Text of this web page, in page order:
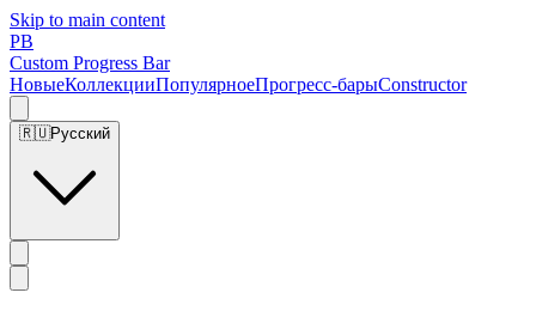
Skip to main content
PB
Custom Progress Bar
НовыеКоллекцииПопулярноеПрогресс-барыConstructor
🇷🇺Русский